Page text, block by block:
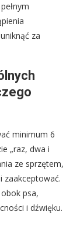
za
minimum 6
„raz, dwa i
ze sprzętem,
zaakceptować.
psa,
i dźwięku.